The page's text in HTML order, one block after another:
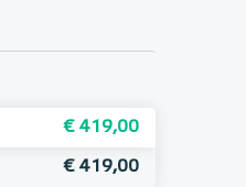
€ 419,00
€ 419,00